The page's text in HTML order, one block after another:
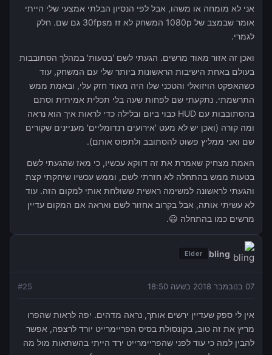
אני לא מומחה או משהו, אבל לפי הנסיון הבלתי אמצעי שלי הייתי
אומר שבמצב של 1080p המשחק לא זז מ30fps גם שם. חלק
לגמרי.
ואכן זה אזור מאוד מרשים. הגעתי לשם 'בטעות' במהלך הסתובבות
בעולם באחת הישיבות הראשונות ביותר שלי עם המשחק, עוד
כשהאפקט הויזואלי והטכני שלו היה מאוד חזק עלי, ובאמת ממש
התרשמתי. נתקעתי שם לפחות שעה בלי תכלית אמיתית וסתם
בהסתובבות עם HUD כבוי ביום ובלילה כדי לראות איך הוא נראה
ומה קורה (ואכן יש לא מעט 'אירועים רנדומליים' מעניינים שקורים
שם ואני ממליץ פשוט להסתובב ולתפוס אותם).
האמת מצחיק שאמרת את זה דווקא עכשיו, כי מאז שהגעתי לשם
בטעות ממש בהתחלה לא חזרתי לשם, וממש עכשיו שיחקתי קצת
והגעתי לראשונה למשימה ראשית ששולחת אותי למקום הזה. עוד
לא עשיתי אותה, אבל בקרוב אחזור לשם ואראה אם המקום עדיין
מרשים כמו בהתחלה 😃.
bling
Elder
07 בנובמבר 2018 בשעה 18:50 #25
אין לי ספק שעדיין ירשים אותך, נראה מדהים. יפה לראות שהפרו
מריץ את זה טוב, בקונסולת בסיס הפריימרייט יורד לרצפה, אפשר
להבין למה כי עוד לפני שהפריימרייט ירד הייתי בהשתאות מול מה